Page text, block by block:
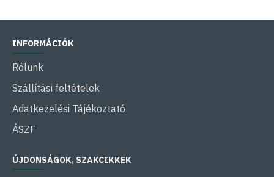
INFORMÁCIÓK
Rólunk
Szállítási feltételek
Adatkezelési Tájékoztató
ÁSZF
ÚJDONSÁGOK, SZAKCIKKEK